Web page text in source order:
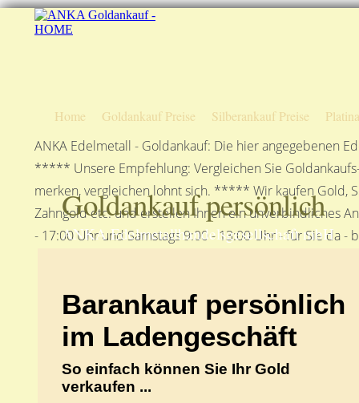
Home Goldankauf Preise Silberankauf Preise
ANKA Edelmetall - Goldankauf: Die hier angegebenen
***** Unsere Empfehlung: Vergleichen Sie
merken, vergleichen lohnt sich. ***** Wir kaufen Gold,
Zahngold etc. und erstellen Ihnen ein unverbindliches
- 17:00 Uhr und Samstags 9:00 - 13:00 Uhr - für Sie
Goldankauf persönlich
ANKA Edelmetallhandelsgesellschaft mbH
Barankauf persönlich
im Ladengeschäft
So einfach können Sie Ihr Gold
verkaufen ...